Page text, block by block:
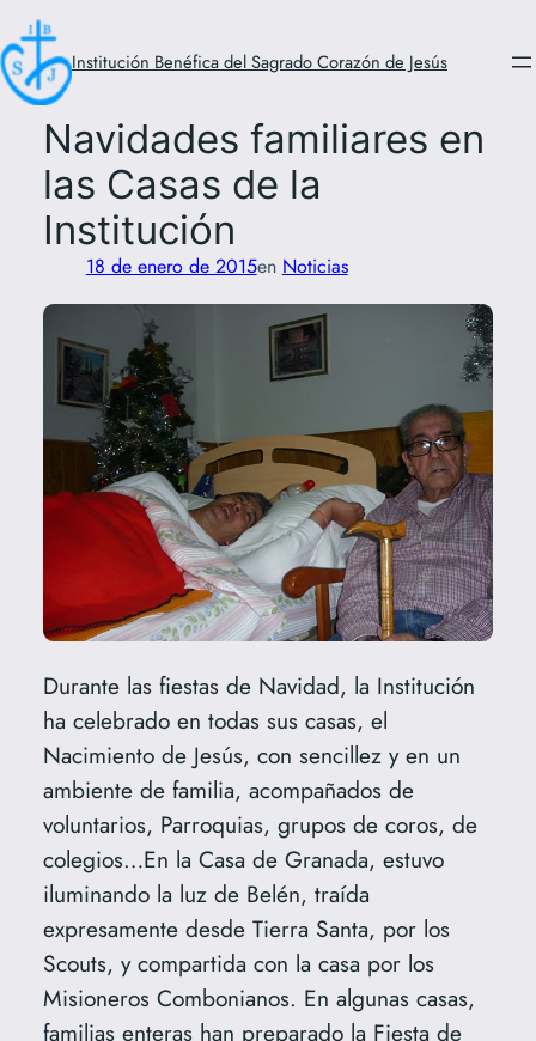
Saltar
al
contenido
Institución Benéfica del Sagrado Corazón de Jesús
Navidades familiares en
las Casas de la
Institución
18 de enero de 2015en Noticias
Durante las fiestas de Navidad, la Institución
ha celebrado en todas sus casas, el
Nacimiento de Jesús, con sencillez y en un
ambiente de familia, acompañados de
voluntarios, Parroquias, grupos de coros, de
colegios…En la Casa de Granada, estuvo
iluminando la luz de Belén, traída
expresamente desde Tierra Santa, por los
Scouts, y compartida con la casa por los
Misioneros Combonianos. En algunas casas,
familias enteras han preparado la Fiesta de